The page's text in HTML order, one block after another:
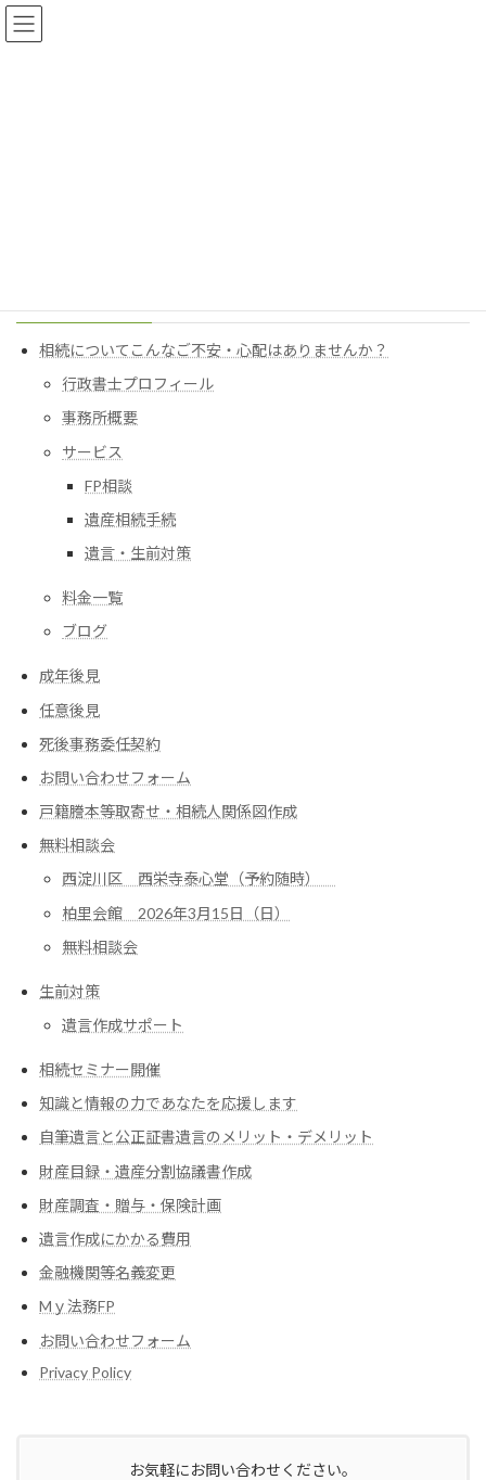
コ
ン
ナ
ビ
相続についてこんなご不安・心配はありませんか？
行政書士プロフィール
事務所概要
サービス
FP相談
遺産相続手続
遺言・生前対策
料金一覧
ブログ
成年後見
任意後見
死後事務委任契約
お問い合わせフォーム
戸籍謄本等取寄せ・相続人関係図作成
無料相談会
西淀川区 西栄寺泰心堂（予約随時）
柏里会館 2026年3月15日（日）
無料相談会
生前対策
遺言作成サポート
相続セミナー開催
知識と情報の力であなたを応援します
自筆遺言と公正証書遺言のメリット・デメリット
財産目録・遺産分割協議書作成
財産調査・贈与・保険計画
遺言作成にかかる費用
金融機関等名義変更
Mｙ法務FP
お問い合わせフォーム
Privacy Policy
お気軽にお問い合わせください。